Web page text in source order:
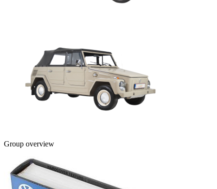
Group overview